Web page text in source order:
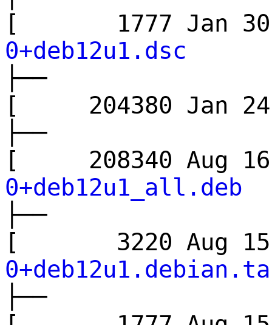
[ 1777 Jan
0+deb12u1.dsc
├──
[ 204380 Jan
├──
[ 208340 Aug
0+deb12u1_all.deb
├──
[ 3220 Aug
├──